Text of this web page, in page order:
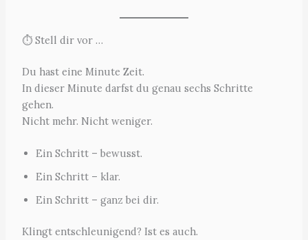
⏱ Stell dir vor …
Du hast eine Minute Zeit.
In dieser Minute darfst du genau sechs Schritte
gehen.
Nicht mehr. Nicht weniger.
Ein Schritt – bewusst.
Ein Schritt – klar.
Ein Schritt – ganz bei dir.
Klingt entschleunigend? Ist es auch.